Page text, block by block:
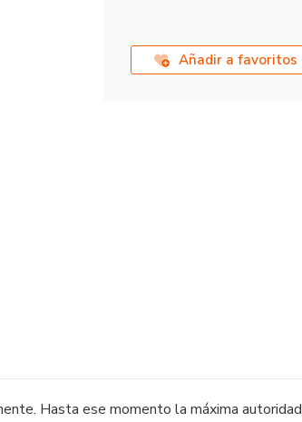
Añadir a favoritos
Hasta ese momento la máxima autoridad